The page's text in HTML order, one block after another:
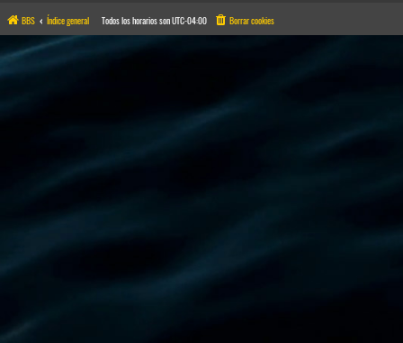
BBS Índice general Todos los horarios sonUTC-04:00 Borrar cookies